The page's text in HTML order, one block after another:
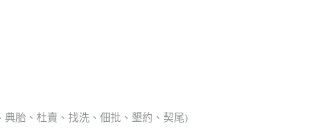
胎、杜賣、找洗、佃批、墾約、契尾)